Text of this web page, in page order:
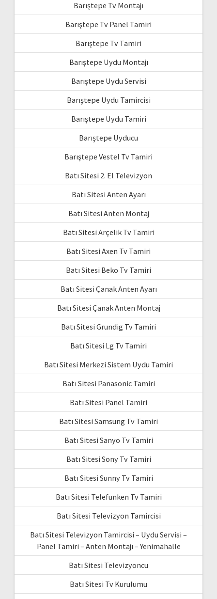
Barıştepe Tv Montajı
Barıştepe Tv Panel Tamiri
Barıştepe Tv Tamiri
Barıştepe Uydu Montajı
Barıştepe Uydu Servisi
Barıştepe Uydu Tamircisi
Barıştepe Uydu Tamiri
Barıştepe Uyducu
Barıştepe Vestel Tv Tamiri
Batı Sitesi 2. El Televizyon
Batı Sitesi Anten Ayarı
Batı Sitesi Anten Montaj
Batı Sitesi Arçelik Tv Tamiri
Batı Sitesi Axen Tv Tamiri
Batı Sitesi Beko Tv Tamiri
Batı Sitesi Çanak Anten Ayarı
Batı Sitesi Çanak Anten Montaj
Batı Sitesi Grundig Tv Tamiri
Batı Sitesi Lg Tv Tamiri
Batı Sitesi Merkezi Sistem Uydu Tamiri
Batı Sitesi Panasonic Tamiri
Batı Sitesi Panel Tamiri
Batı Sitesi Samsung Tv Tamiri
Batı Sitesi Sanyo Tv Tamiri
Batı Sitesi Sony Tv Tamiri
Batı Sitesi Sunny Tv Tamiri
Batı Sitesi Telefunken Tv Tamiri
Batı Sitesi Televizyon Tamircisi
Batı Sitesi Televizyon Tamircisi – Uydu Servisi –
Panel Tamiri – Anten Montajı – Yenimahalle
Batı Sitesi Televizyoncu
Batı Sitesi Tv Kurulumu